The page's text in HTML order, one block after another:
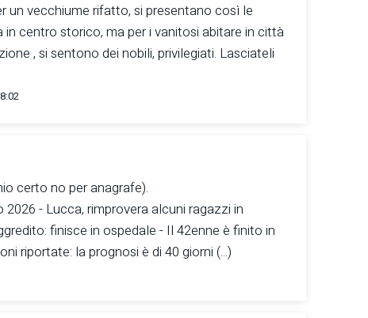
un vecchiume rifatto, si presentano così le
in centro storico, ma per i vanitosi abitare in città
, si sentono dei nobili, privilegiati. Lasciateli
certo no per anagrafe).
2026 - Lucca, rimprovera alcuni ragazzi in
finisce in ospedale - Il 42enne è finito in
riportate: la prognosi è di 40 giorni (...)